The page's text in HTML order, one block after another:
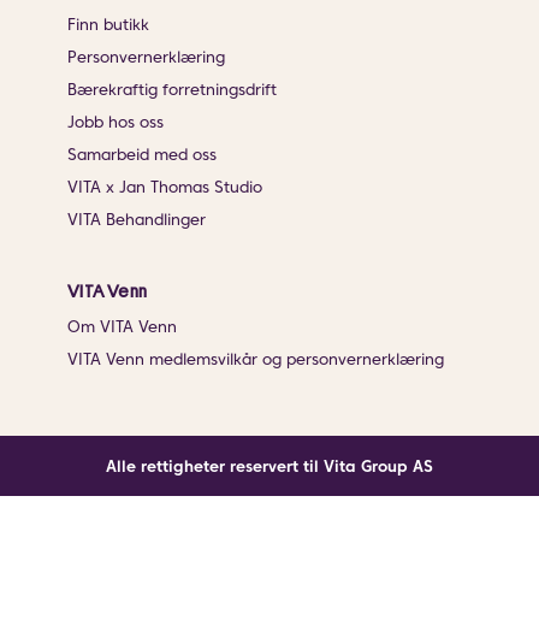
Finn butikk
Personvernerklæring
Bærekraftig forretningsdrift
Jobb hos oss
Samarbeid med oss
VITA x Jan Thomas Studio
VITA Behandlinger
VITA Venn
Om VITA Venn
VITA Venn medlemsvilkår og personvernerklæring
Alle rettigheter reservert til Vita Group AS